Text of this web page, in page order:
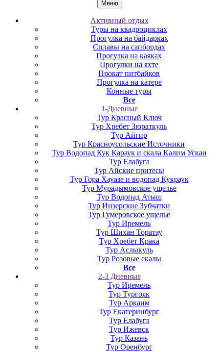
Меню
Активный отдых
Туры на квадроциклах
Прогулка на байдарках
Сплавы на сапбордах
Прогулка на каяках
Прогулки на яхте
Прокат питбайков
Прогулка на катере
Конные туры
Все
1-Дневные
Тур Красный Ключ
Тур Хребет Зюраткуль
Тур Айгир
Тур Красноусольские Источники
Тур Водопад Кук Караук и скала Калим Ускан
Тур Елабуга
Тур Айские притесы
Тур Гора Хауазе и водопад Кукраук
Тур Мурадымовское ущелье
Тур Водопад Атыш
Тур Инзерские Зубчатки
Тур Гумеровское ущелье
Тур Иремель
Тур Шихан Торатау
Тур Хребет Крака
Тур Аслыкуль
Тур Розовые скалы
Все
2-3 Дневные
Тур Иремель
Тур Тургояк
Тур Аркаим
Тур Екатеринбург
Тур Елабуга
Тур Ижевск
Тур Казань
Тур Оренбург